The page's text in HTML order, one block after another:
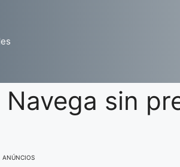
sin
ANÚNCIOS